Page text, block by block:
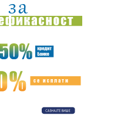
rastanak sa Zvezdom i otkrio šta
muzike, njena posljednja poruka
Silverston
Defnera: "Srbija nije